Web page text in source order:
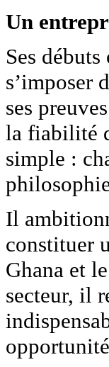
Un
Ses
s’imposer
ses
la fiabilité
simple :
Il
constituer
Ghana et
secteur, il